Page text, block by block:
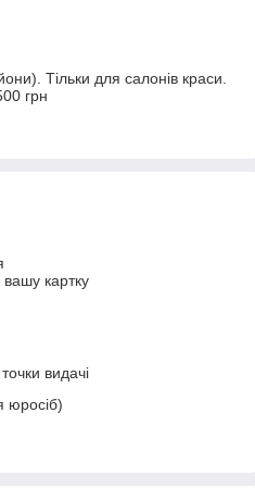
Тільки для салонів краси.
грн
картку
видачі
юросіб)